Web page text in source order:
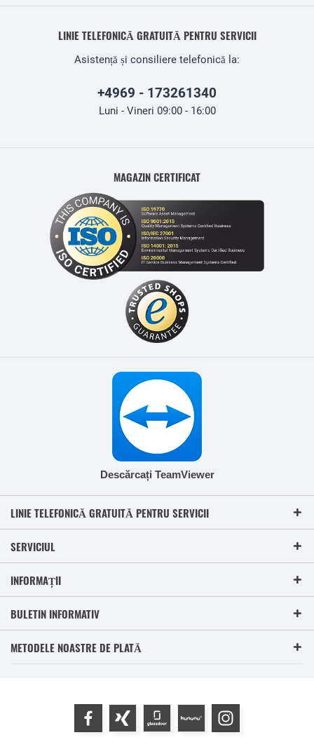
LINIE TELEFONICĂ GRATUITĂ PENTRU SERVICII
Asistență și consiliere telefonică la:
+4969 - 173261340
Luni - Vineri 09:00 - 16:00
MAGAZIN CERTIFICAT
Descărcați TeamViewer
LINIE TELEFONICĂ GRATUITĂ PENTRU SERVICII
SERVICIUL
INFORMAȚII
BULETIN INFORMATIV
METODELE NOASTRE DE PLATĂ